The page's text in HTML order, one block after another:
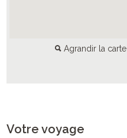
Agrandir la carte
Votre voyage